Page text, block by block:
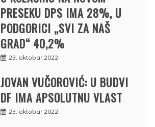
PRESEKU DPS IMA 28%, U
PODGORICI „SVI ZA NAŠ
GRAD“ 40,2%
23. oktobar 2022.
JOVAN VUČOROVIĆ: U BUDVI
DF IMA APSOLUTNU VLAST
23. oktobar 2022.